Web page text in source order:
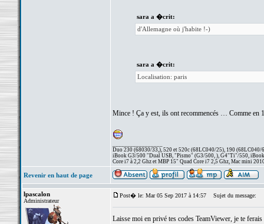
sara a �crit:
d'Allemagne où j'habite !-)
sara a �crit:
Localisation: paris
Mince ! Ça y est, ils ont recommencés … Comme en
Duo 230 (68030/33,), 520 et 520c (68LC040/25), 190 (68LC040/
iBook G3/500 "Dual USB, "Pismo" (G3/500, ), G4"Ti"/550,
Core i7 à 2,2 Ghz et MBP 15" Quad Core i7 2,5 Ghz, Mac mini
Revenir en haut de page
lpascalon
Administrateur
Post� le: Mar 05 Sep 2017 à 14:57 Sujet du message:
Laisse moi en privé tes codes TeamViewer, je te ferais